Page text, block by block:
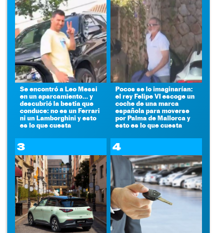
Se encontró a Leo Messi
en un aparcamiento... y
descubrió la bestia que
conduce: no es un Ferrari
ni un Lamborghini y esto
es lo que cuesta
Pocos se lo imaginarían:
el rey Felipe VI escoge un
coche de una marca
española para moverse
por Palma de Mallorca y
esto es lo que cuesta
3 4